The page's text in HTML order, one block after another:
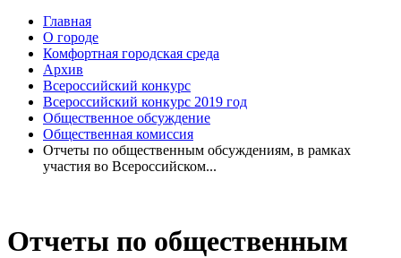
Главная
О городе
Комфортная городская среда
Архив
Всероссийский конкурс
Всероссийский конкурс 2019 год
Общественное обсуждение
Общественная комиссия
Отчеты по общественным обсуждениям, в рамках
участия во Всероссийском...
Отчеты по общественным